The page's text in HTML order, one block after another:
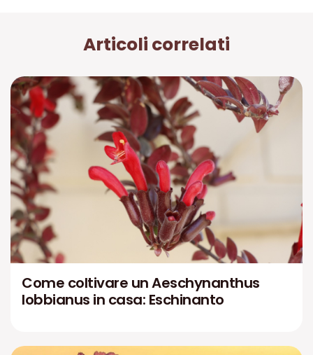
Articoli correlati
Come coltivare un Aeschynanthus
lobbianus in casa: Eschinanto